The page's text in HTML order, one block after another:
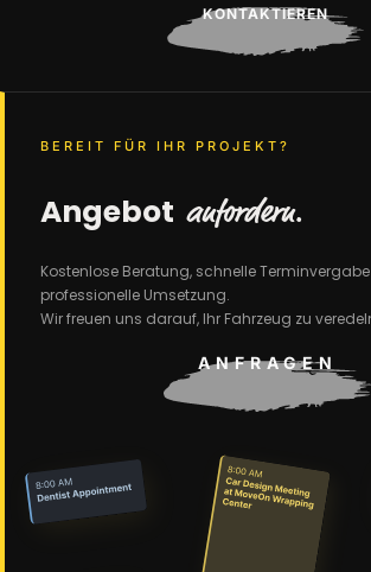
KONTAKTIEREN
BEREIT FÜR IHR PROJEKT?
Angebot anfordern.
Kostenlose Beratung, schnelle
professionelle Umsetzung.
Wir freuen uns darauf, Ihr Fahrzeug zu
ANFRAGEN